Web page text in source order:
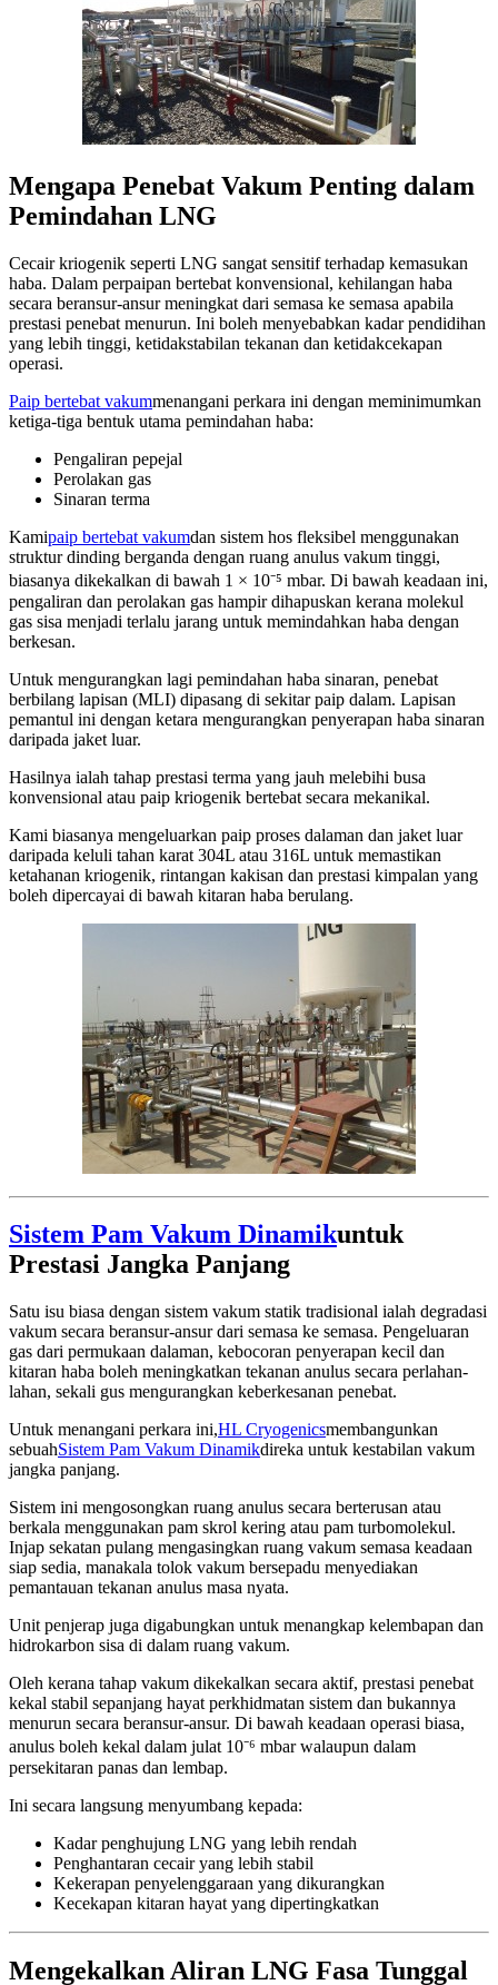
Mengapa Penebat Vakum Penting dalam
Pemindahan LNG
Cecair kriogenik seperti LNG sangat sensitif terhadap kemasukan
haba. Dalam perpaipan bertebat konvensional, kehilangan haba
secara beransur-ansur meningkat dari semasa ke semasa apabila
prestasi penebat menurun. Ini boleh menyebabkan kadar pendidihan
yang lebih tinggi, ketidakstabilan tekanan dan ketidakcekapan
operasi.
Paip bertebat vakummenangani perkara ini dengan meminimumkan
ketiga-tiga bentuk utama pemindahan haba:
Pengaliran pepejal
Perolakan gas
Sinaran terma
Kamipaip bertebat vakumdan sistem hos fleksibel menggunakan
struktur dinding berganda dengan ruang anulus vakum tinggi,
biasanya dikekalkan di bawah 1 × 10⁻⁵ mbar. Di bawah keadaan ini,
pengaliran dan perolakan gas hampir dihapuskan kerana molekul
gas sisa menjadi terlalu jarang untuk memindahkan haba dengan
berkesan.
Untuk mengurangkan lagi pemindahan haba sinaran, penebat
berbilang lapisan (MLI) dipasang di sekitar paip dalam. Lapisan
pemantul ini dengan ketara mengurangkan penyerapan haba sinaran
daripada jaket luar.
Hasilnya ialah tahap prestasi terma yang jauh melebihi busa
konvensional atau paip kriogenik bertebat secara mekanikal.
Kami biasanya mengeluarkan paip proses dalaman dan jaket luar
daripada keluli tahan karat 304L atau 316L untuk memastikan
ketahanan kriogenik, rintangan kakisan dan prestasi kimpalan yang
boleh dipercayai di bawah kitaran haba berulang.
Sistem Pam Vakum Dinamikuntuk
Prestasi Jangka Panjang
Satu isu biasa dengan sistem vakum statik tradisional ialah degradasi
vakum secara beransur-ansur dari semasa ke semasa. Pengeluaran
gas dari permukaan dalaman, kebocoran penyerapan kecil dan
kitaran haba boleh meningkatkan tekanan anulus secara perlahan-
lahan, sekali gus mengurangkan keberkesanan penebat.
Untuk menangani perkara ini,HL Cryogenicsmembangunkan
sebuahSistem Pam Vakum Dinamikdireka untuk kestabilan vakum
jangka panjang.
Sistem ini mengosongkan ruang anulus secara berterusan atau
berkala menggunakan pam skrol kering atau pam turbomolekul.
Injap sekatan pulang mengasingkan ruang vakum semasa keadaan
siap sedia, manakala tolok vakum bersepadu menyediakan
pemantauan tekanan anulus masa nyata.
Unit penjerap juga digabungkan untuk menangkap kelembapan dan
hidrokarbon sisa di dalam ruang vakum.
Oleh kerana tahap vakum dikekalkan secara aktif, prestasi penebat
kekal stabil sepanjang hayat perkhidmatan sistem dan bukannya
menurun secara beransur-ansur. Di bawah keadaan operasi biasa,
anulus boleh kekal dalam julat 10⁻⁶ mbar walaupun dalam
persekitaran panas dan lembap.
Ini secara langsung menyumbang kepada:
Kadar penghujung LNG yang lebih rendah
Penghantaran cecair yang lebih stabil
Kekerapan penyelenggaraan yang dikurangkan
Kecekapan kitaran hayat yang dipertingkatkan
Mengekalkan Aliran LNG Fasa Tunggal